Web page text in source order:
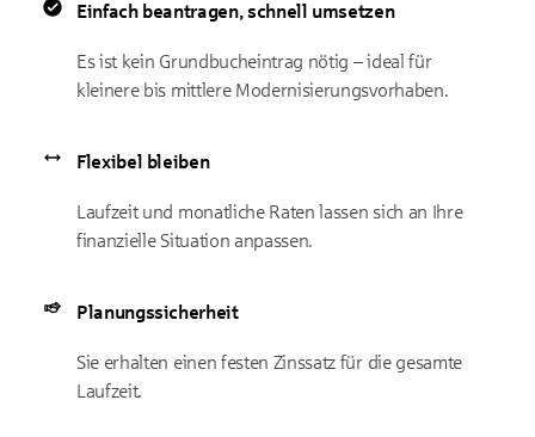
Einfach beantragen, schnell umsetzen
Es ist kein Grundbucheintrag nötig – ideal für
kleinere bis mittlere Modernisierungsvorhaben.
Flexibel bleiben
Laufzeit und monatliche Raten lassen sich an Ihre
finanzielle Situation anpassen.
Planungssicherheit
Sie erhalten einen festen Zinssatz für die gesamte
Laufzeit.